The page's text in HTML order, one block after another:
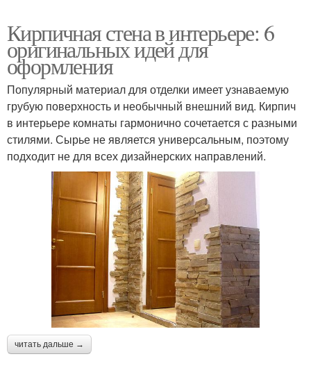
Кирпичная стена в интерьере: 6
оригинальных идей для
оформления
Популярный материал для отделки имеет узнаваемую
грубую поверхность и необычный внешний вид. Кирпич
в интерьере комнаты гармонично сочетается с разными
стилями. Сырье не является универсальным, поэтому
подходит не для всех дизайнерских направлений.
читать дальше →